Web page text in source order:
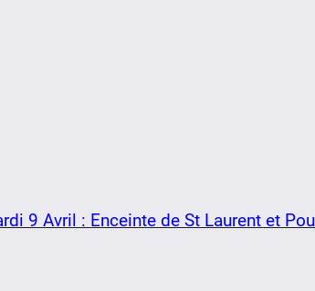
9 Avril : Enceinte de St Laurent et